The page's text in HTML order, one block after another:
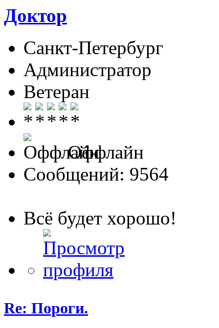
Доктор
Санкт-Петербург
Администратор
Ветеран
Оффлайн
Сообщений: 9564
Всё будет хорошо!
Re: Пороги.